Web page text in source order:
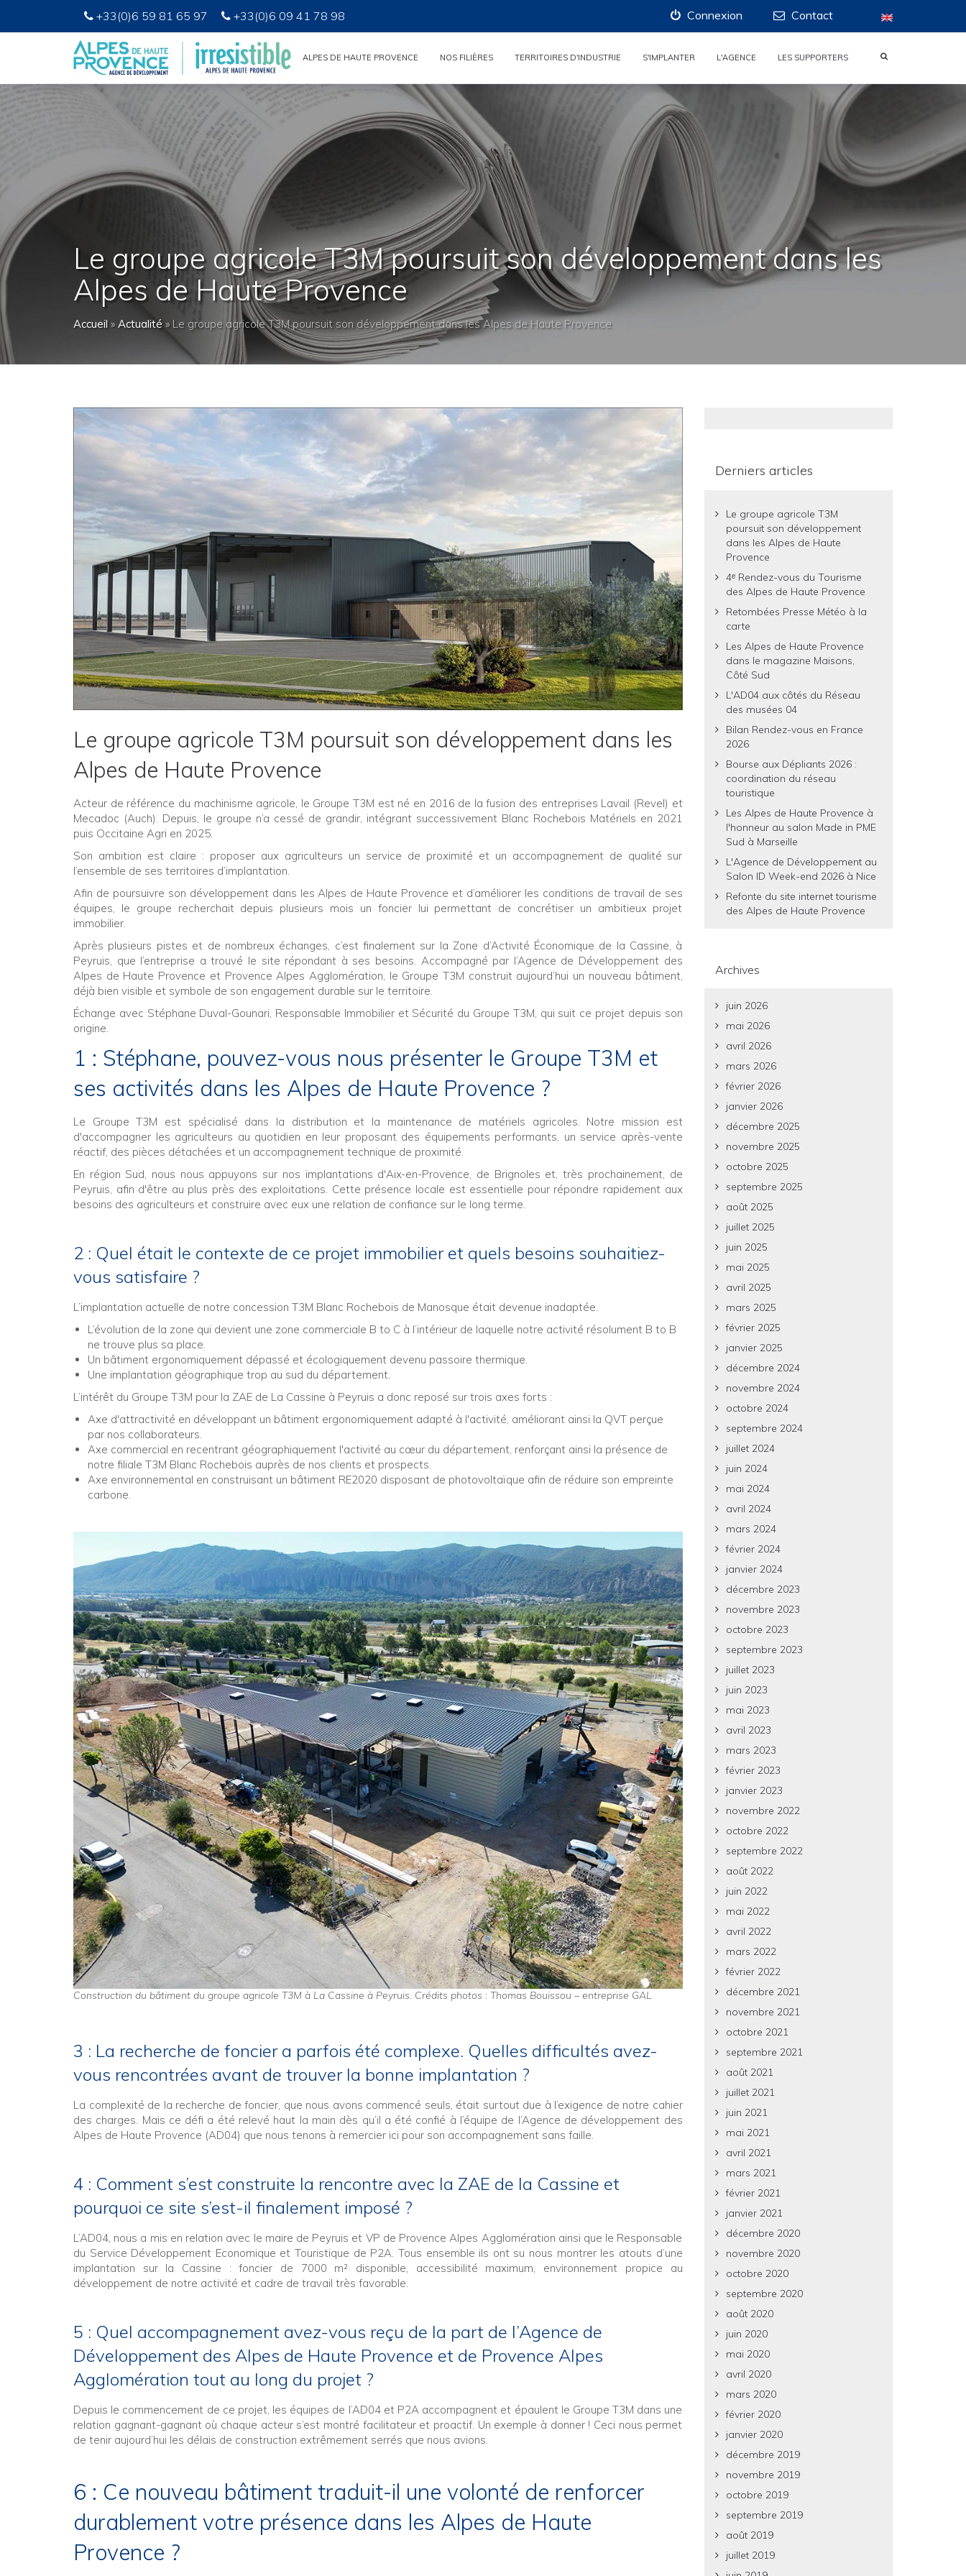
+33(0)6 59 81 65 97 +33(0)6 09 41 78 98 Connexion Contact
ALPES DE HAUTE PROVENCE NOS FILIÈRES TERRITOIRES D'INDUSTRIE S'IMPLANTER L'AGENCE LES SUPPORTERS
Le groupe agricole T3M poursuit son développement dans les
Alpes de Haute Provence
Accueil » Actualité » Le groupe agricole T3M poursuit son développement dans les Alpes de Haute Provence
Le groupe agricole T3M poursuit son développement dans les
Alpes de Haute Provence
Acteur de référence du machinisme agricole, le Groupe T3M est né en 2016 de la fusion des entreprises Lavail (Revel) et
Mecadoc (Auch). Depuis, le groupe n’a cessé de grandir, intégrant successivement Blanc Rochebois Matériels en 2021
puis Occitaine Agri en 2025.
Son ambition est claire : proposer aux agriculteurs un service de proximité et un accompagnement de qualité sur
l’ensemble de ses territoires d’implantation.
Afin de poursuivre son développement dans les Alpes de Haute Provence et d’améliorer les conditions de travail de ses
équipes, le groupe recherchait depuis plusieurs mois un foncier lui permettant de concrétiser un ambitieux projet
immobilier.
Après plusieurs pistes et de nombreux échanges, c’est finalement sur la Zone d’Activité Économique de la Cassine, à
Peyruis, que l’entreprise a trouvé le site répondant à ses besoins. Accompagné par l’Agence de Développement des
Alpes de Haute Provence et Provence Alpes Agglomération, le Groupe T3M construit aujourd’hui un nouveau bâtiment,
déjà bien visible et symbole de son engagement durable sur le territoire.
Échange avec Stéphane Duval-Gounari, Responsable Immobilier et Sécurité du Groupe T3M, qui suit ce projet depuis son
origine.
1 : Stéphane, pouvez-vous nous présenter le Groupe T3M et
ses activités dans les Alpes de Haute Provence ?
Le Groupe T3M est spécialisé dans la distribution et la maintenance de matériels agricoles. Notre mission est
d'accompagner les agriculteurs au quotidien en leur proposant des équipements performants, un service après-vente
réactif, des pièces détachées et un accompagnement technique de proximité.
En région Sud, nous nous appuyons sur nos implantations d'Aix-en-Provence, de Brignoles et, très prochainement, de
Peyruis, afin d'être au plus près des exploitations. Cette présence locale est essentielle pour répondre rapidement aux
besoins des agriculteurs et construire avec eux une relation de confiance sur le long terme.
2 : Quel était le contexte de ce projet immobilier et quels besoins souhaitiez-
vous satisfaire ?
L’implantation actuelle de notre concession T3M Blanc Rochebois de Manosque était devenue inadaptée.
L’évolution de la zone qui devient une zone commerciale B to C à l’intérieur de laquelle notre activité résolument B to B
ne trouve plus sa place.
Un bâtiment ergonomiquement dépassé et écologiquement devenu passoire thermique.
Une implantation géographique trop au sud du département.
L’intérêt du Groupe T3M pour la ZAE de La Cassine à Peyruis a donc reposé sur trois axes forts :
Axe d'attractivité en développant un bâtiment ergonomiquement adapté à l'activité, améliorant ainsi la QVT perçue
par nos collaborateurs.
Axe commercial en recentrant géographiquement l'activité au cœur du département, renforçant ainsi la présence de
notre filiale T3M Blanc Rochebois auprès de nos clients et prospects.
Axe environnemental en construisant un bâtiment RE2020 disposant de photovoltaïque afin de réduire son empreinte
carbone.
Construction du bâtiment du groupe agricole T3M à La Cassine à Peyruis. Crédits photos : Thomas Bouissou – entreprise GAL
3 : La recherche de foncier a parfois été complexe. Quelles difficultés avez-
vous rencontrées avant de trouver la bonne implantation ?
La complexité de la recherche de foncier, que nous avons commencé seuls, était surtout due à l’exigence de notre cahier
des charges. Mais ce défi a été relevé haut la main dès qu’il a été confié à l’équipe de l’Agence de développement des
Alpes de Haute Provence (AD04) que nous tenons à remercier ici pour son accompagnement sans faille.
4 : Comment s’est construite la rencontre avec la ZAE de la Cassine et
pourquoi ce site s’est-il finalement imposé ?
L’AD04, nous a mis en relation avec le maire de Peyruis et VP de Provence Alpes Agglomération ainsi que le Responsable
du Service Développement Economique et Touristique de P2A. Tous ensemble ils ont su nous montrer les atouts d’une
implantation sur la Cassine : foncier de 7000 m² disponible, accessibilité maximum, environnement propice au
développement de notre activité et cadre de travail très favorable.
5 : Quel accompagnement avez-vous reçu de la part de l’Agence de
Développement des Alpes de Haute Provence et de Provence Alpes
Agglomération tout au long du projet ?
Depuis le commencement de ce projet, les équipes de l’AD04 et P2A accompagnent et épaulent le Groupe T3M dans une
relation gagnant-gagnant où chaque acteur s’est montré facilitateur et proactif. Un exemple à donner ! Ceci nous permet
de tenir aujourd’hui les délais de construction extrêmement serrés que nous avions.
6 : Ce nouveau bâtiment traduit-il une volonté de renforcer
durablement votre présence dans les Alpes de Haute
Provence ?
Derniers articles
Le groupe agricole T3M
poursuit son développement
dans les Alpes de Haute
Provence
4ᵉ Rendez-vous du Tourisme
des Alpes de Haute Provence
Retombées Presse Météo à la
carte
Les Alpes de Haute Provence
dans le magazine Maisons,
Côté Sud
L'AD04 aux côtés du Réseau
des musées 04
Bilan Rendez-vous en France
2026
Bourse aux Dépliants 2026 :
coordination du réseau
touristique
Les Alpes de Haute Provence à
l'honneur au salon Made in PME
Sud à Marseille
L'Agence de Développement au
Salon ID Week-end 2026 à Nice
Refonte du site internet tourisme
des Alpes de Haute Provence
Archives
juin 2026
mai 2026
avril 2026
mars 2026
février 2026
janvier 2026
décembre 2025
novembre 2025
octobre 2025
septembre 2025
août 2025
juillet 2025
juin 2025
mai 2025
avril 2025
mars 2025
février 2025
janvier 2025
décembre 2024
novembre 2024
octobre 2024
septembre 2024
juillet 2024
juin 2024
mai 2024
avril 2024
mars 2024
février 2024
janvier 2024
décembre 2023
novembre 2023
octobre 2023
septembre 2023
juillet 2023
juin 2023
mai 2023
avril 2023
mars 2023
février 2023
janvier 2023
novembre 2022
octobre 2022
septembre 2022
août 2022
juin 2022
mai 2022
avril 2022
mars 2022
février 2022
décembre 2021
novembre 2021
octobre 2021
septembre 2021
août 2021
juillet 2021
juin 2021
mai 2021
avril 2021
mars 2021
février 2021
janvier 2021
décembre 2020
novembre 2020
octobre 2020
septembre 2020
août 2020
juin 2020
mai 2020
avril 2020
mars 2020
février 2020
janvier 2020
décembre 2019
novembre 2019
octobre 2019
septembre 2019
août 2019
juillet 2019